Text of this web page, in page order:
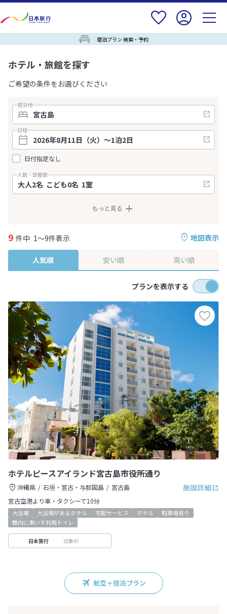
宿泊プラン 検索・予約
ホテル・旅館を探す
ご希望の条件をお選びください
宿泊地
日程
日付指定なし
人数・部屋数
もっと見る
地図表示
9 件中 1～9件表示
人気順 安い順 高い順
プランを表示する
ホテルピースアイランド宮古島市役所通り
施設詳細
沖縄県 石垣・宮古・与那国島
宮古島
宮古空港より車・タクシーで10分
大浴場 大浴場があるホテル 宅配サービス ホテル
駐車場有り
館内に車いす利用トイレ
日本旅行 収集中
航空＋宿泊プラン